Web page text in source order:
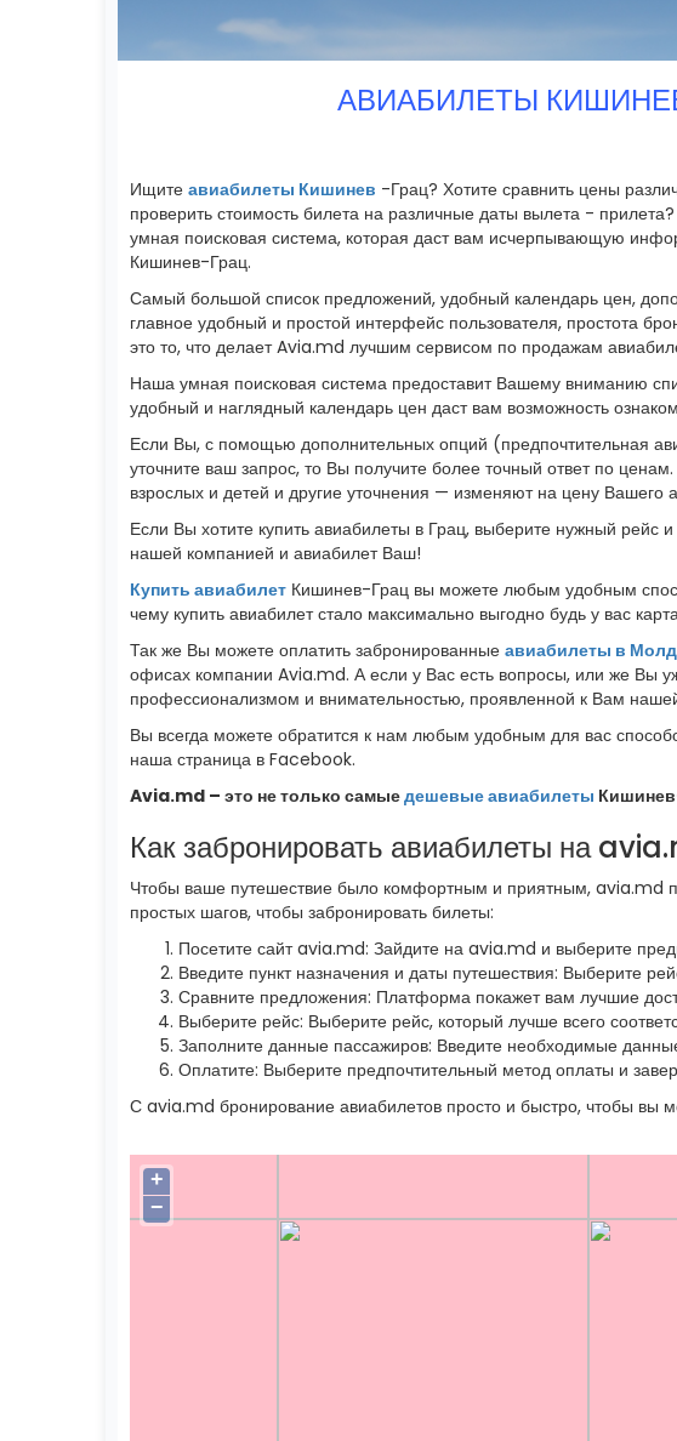
АВИАБИЛЕТЫ
Ищите авиабилеты Кишинев -Грац? Хотите сравнить цены
проверить стоимость билета на различные даты вылета -
умная поисковая система, которая даст вам исчерпывающую
Кишинев-Грац.
Самый большой список предложений, удобный календарь цен,
главное удобный и простой интерфейс пользователя, простота
это то, что делает Avia.md лучшим сервисом по продажам
Наша умная поисковая система предоставит Вашему вниманию
удобный и наглядный календарь цен даст вам возможность
Если Вы, с помощью дополнительных опций (предпочтительная
уточните ваш запрос, то Вы получите более точный ответ по
взрослых и детей и другие уточнения — изменяют на цену Вашего
Если Вы хотите купить авиабилеты в Грац, выберите нужный рейс
нашей компанией и авиабилет Ваш!
Купить авиабилет Кишинев-Грац вы можете любым удобным
чему купить авиабилет стало максимально выгодно будь у вас
Так же Вы можете оплатить забронированные авиабилеты в
офисах компании Avia.md. А если у Вас есть вопросы, или же Вы
профессионализмом и внимательностью, проявленной к Вам
Вы всегда можете обратится к нам любым удобным для вас
наша страница в Facebook.
Avia.md – это не только самыедешевые авиабилеты
Как забронировать авиабилеты на
Чтобы ваше путешествие было комфортным и приятным, avia.md
простых шагов, чтобы забронировать билеты:
Посетите сайт avia.md: Зайдите на avia.md и выберите
Введите пункт назначения и даты путешествия: Выберите
Сравните предложения: Платформа покажет вам лучшие
Выберите рейс: Выберите рейс, который лучше всего
Заполните данные пассажиров: Введите необходимые
Оплатите: Выберите предпочтительный метод оплаты и
С avia.md бронирование авиабилетов просто и быстро, чтобы вы
+
−